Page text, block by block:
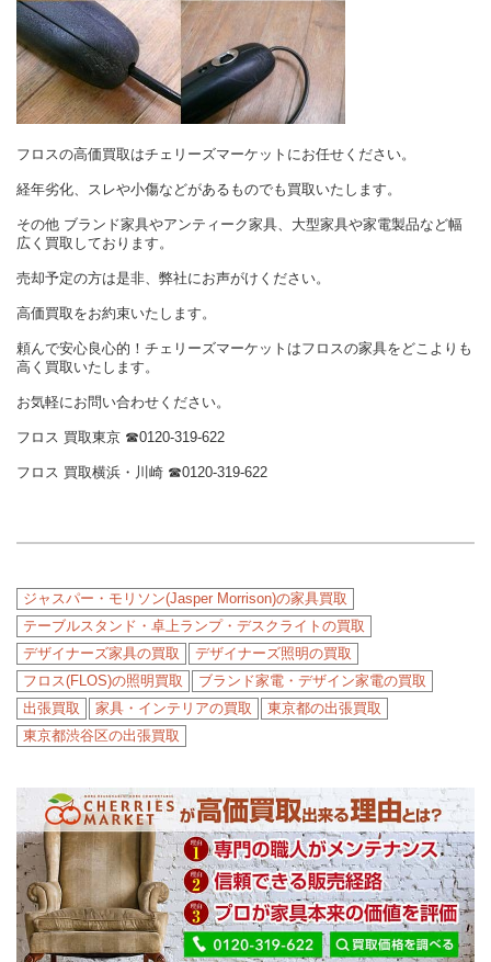
フロスの高価買取はチェリーズマーケットにお任せください。
経年劣化、スレや小傷などがあるものでも買取いたします。
その他 ブランド家具やアンティーク家具、大型家具や家電製品など幅
広く買取しております。
売却予定の方は是非、弊社にお声がけください。
高価買取をお約束いたします。
頼んで安心良心的！チェリーズマーケットはフロスの家具をどこよりも
高く買取いたします。
お気軽にお問い合わせください。
フロス 買取東京 ☎︎0120-319-622
フロス 買取横浜・川崎 ☎︎0120-319-622
ジャスパー・モリソン(Jasper Morrison)の家具買取
テーブルスタンド・卓上ランプ・デスクライトの買取
デザイナーズ家具の買取
デザイナーズ照明の買取
フロス(FLOS)の照明買取
ブランド家電・デザイン家電の買取
出張買取
家具・インテリアの買取
東京都の出張買取
東京都渋谷区の出張買取